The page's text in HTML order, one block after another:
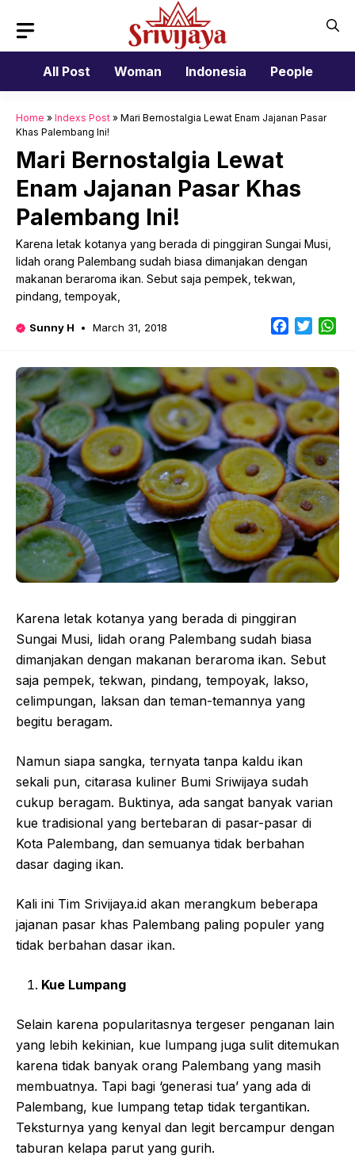
content
All Post
Woman Indonesia People
Home » Indexs Post » Mari Bernostalgia Lewat Enam Jajanan Pasar
Khas Palembang Ini!
Mari Bernostalgia Lewat
Enam Jajanan Pasar Khas
Palembang Ini!
Karena letak kotanya yang berada di pinggiran Sungai Musi,
lidah orang Palembang sudah biasa dimanjakan dengan
makanan beraroma ikan. Sebut saja pempek, tekwan,
pindang, tempoyak,
Sunny H March 31, 2018 Facebook
Twitter
Karena letak kotanya yang berada di pinggiran
Sungai Musi, lidah orang Palembang sudah biasa
dimanjakan dengan makanan beraroma ikan. Sebut
saja pempek, tekwan, pindang, tempoyak, lakso,
celimpungan, laksan dan teman-temannya yang
begitu beragam.
Namun siapa sangka, ternyata tanpa kaldu ikan
sekali pun, citarasa kuliner Bumi Sriwijaya sudah
cukup beragam. Buktinya, ada sangat banyak varian
kue tradisional yang bertebaran di pasar-pasar di
Kota Palembang, dan semuanya tidak berbahan
dasar daging ikan.
Kali ini Tim Srivijaya.id akan merangkum beberapa
jajanan pasar khas Palembang paling populer yang
tidak berbahan dasar ikan.
Kue Lumpang
Selain karena popularitasnya tergeser penganan lain
yang lebih kekinian, kue lumpang juga sulit ditemukan
karena tidak banyak orang Palembang yang masih
membuatnya. Tapi bagi ‘generasi tua’ yang ada di
Palembang, kue lumpang tetap tidak tergantikan.
Teksturnya yang kenyal dan legit bercampur dengan
taburan kelapa parut yang gurih.